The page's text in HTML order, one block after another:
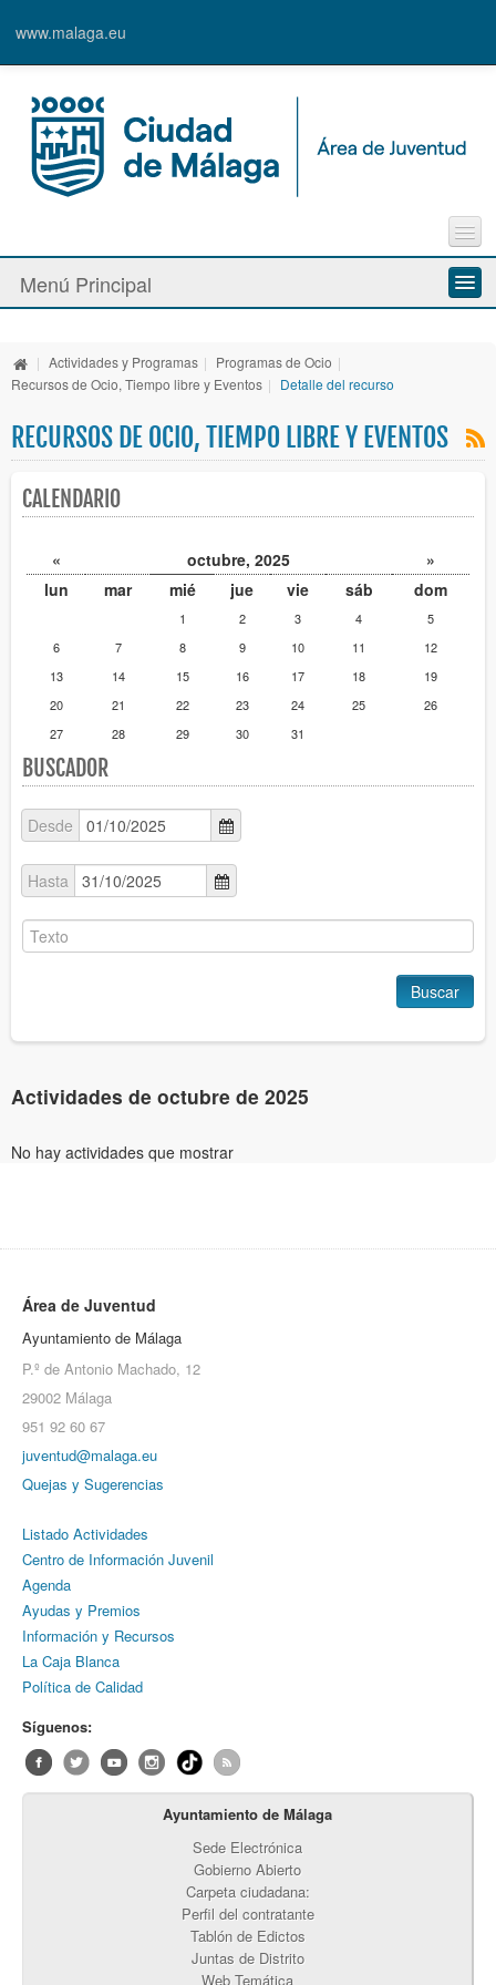
www.malaga.eu
Agenda
Contacto
Menú Principal
Actividades y Programas
La Caja Blanca
Ayudas y Premios
| Actividades y Programas | Programas de Ocio |
Recursos de Ocio, Tiempo libre y Eventos | Detalle del recurso
RECURSOS DE OCIO, TIEMPO LIBRE Y EVENTOS
CALENDARIO
« octubre, 2025
»
lun
mar mié jue vie sáb dom
1 2 3 4
5
6
7 8 9 10 11
12
13
14 15 16 17 18
19
20
21 22 23 24 25
26
27
28 29 30 31
BUSCADOR
Desde
Hasta
Buscar
Actividades de octubre de 2025
No hay actividades que mostrar
Área de Juventud
Ayuntamiento de Málaga
P.º de Antonio Machado, 12
29002 Málaga
951 92 60 67
juventud@malaga.eu
Quejas y Sugerencias
Listado Actividades
Centro de Información Juvenil
Agenda
Ayudas y Premios
Información y Recursos
La Caja Blanca
Política de Calidad
Síguenos:
Ayuntamiento de Málaga
Sede Electrónica
Gobierno Abierto
Carpeta ciudadana:
Perfil del contratante
Tablón de Edictos
Juntas de Distrito
Web Temática